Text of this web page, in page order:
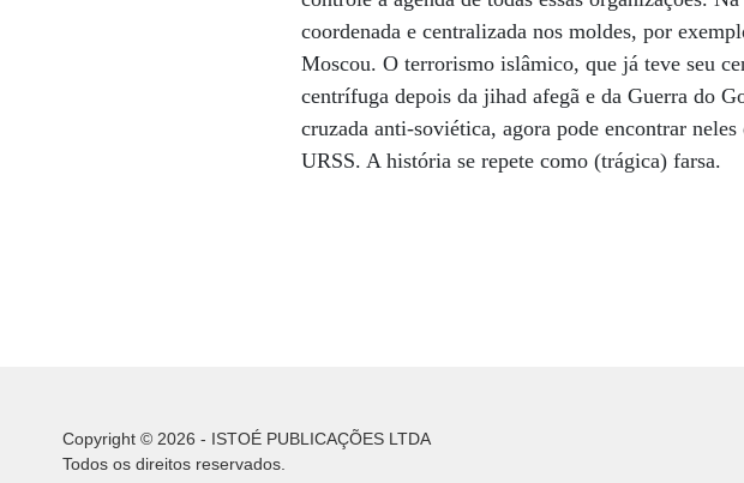
coordenada e centralizada nos moldes, por
Moscou. O terrorismo islâmico, que já teve seu
centrífuga depois da jihad afegã e da Guerra do
cruzada anti-soviética, agora pode encontrar
URSS. A história se repete como (trágica) farsa.
Copyright © 2026 - ISTOÉ PUBLICAÇÕES LTDA
Todos os direitos reservados.